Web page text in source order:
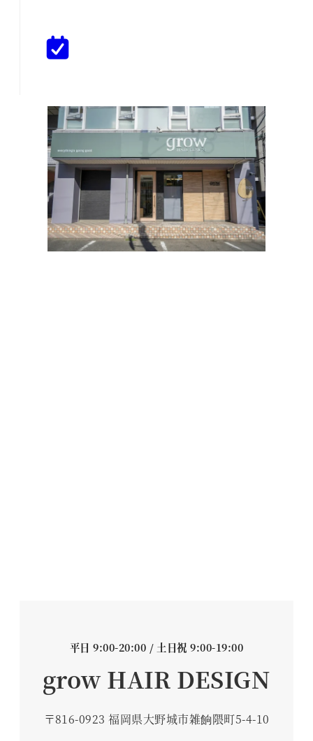
平日 9:00-20:00 / 土日祝 9:00-19:00
grow HAIR DESIGN
〒816-0923 福岡県大野城市雑餉隈町5-4-10